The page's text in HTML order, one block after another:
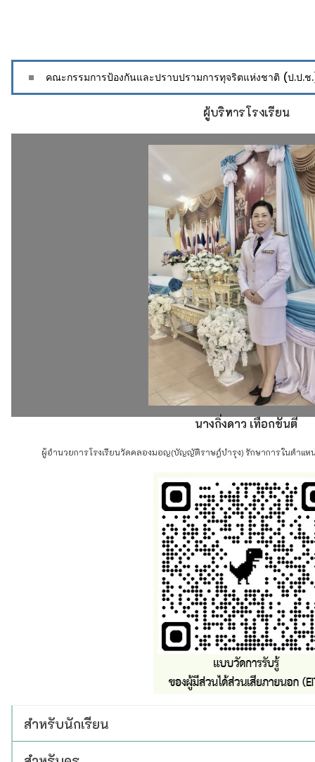
การบริหารและ
ผู้บริหารโรงเรียน
นางกิ่งดาว เทือกขันตี
ผู้อำนวยการโรงเรียนวัดคลองมอญ(บัญญัติราษฎ์บำรุง) รักษาการในตำแหน่งผู้อ
สำหรับนักเรียน